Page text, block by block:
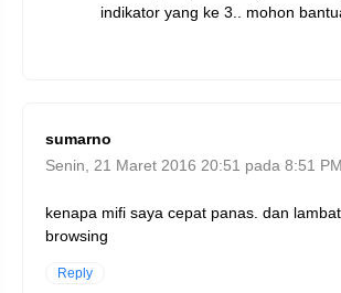
indikator yang ke 3.. mohon
sumarno
Senin, 21 Maret 2016 20:51 pada 8:51 PM
kenapa mifi saya cepat panas. dan
browsing
Reply